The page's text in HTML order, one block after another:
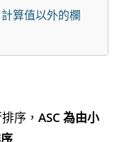
算值以外的欄
排序，ASC 為由小